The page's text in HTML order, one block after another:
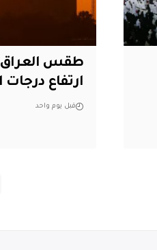
طقس
ارتفاع درجات
قبل يوم واحد